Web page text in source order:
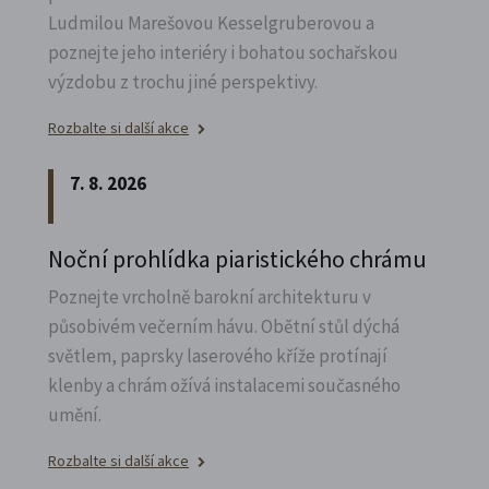
Ludmilou Marešovou Kesselgruberovou a
poznejte jeho interiéry i bohatou sochařskou
výzdobu z trochu jiné perspektivy.
Rozbalte si další akce
7. 8. 2026
Noční prohlídka piaristického chrámu
Poznejte vrcholně barokní architekturu v
působivém večerním hávu. Obětní stůl dýchá
světlem, paprsky laserového kříže protínají
klenby a chrám ožívá instalacemi současného
umění.
Rozbalte si další akce